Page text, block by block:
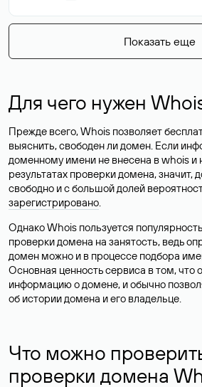
Показать еще
Для чего нужен
Прежде всего, Whois позволяет
выяснить, свободен ли домен. Если
доменному имени не внесена в whois и
результатах проверки домена, значит,
свободно и с большой долей
зарегистрировано.
Однако Whois пользуется
проверки домена на занятость, ведь
домен можно и в процессе подбора
Основная ценность сервиса в том, что
информацию о домене, и обычно
об истории домена и его владельце.
Что можно
проверки домена